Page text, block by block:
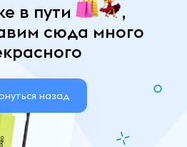
в пути
,
сюда много
назад